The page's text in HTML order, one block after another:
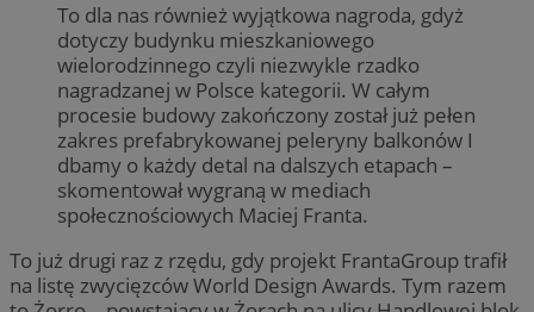
To dla nas również wyjątkowa nagroda, gdyż
dotyczy budynku mieszkaniowego
wielorodzinnego czyli niezwykle rzadko
nagradzanej w Polsce kategorii. W całym
procesie budowy zakończony został już pełen
zakres prefabrykowanej peleryny balkonów I
dbamy o każdy detal na dalszych etapach –
skomentował wygraną w mediach
społecznościowych Maciej Franta.
To już drugi raz z rzędu, gdy projekt FrantaGroup trafił
na listę zwycięzców World Design Awards. Tym razem